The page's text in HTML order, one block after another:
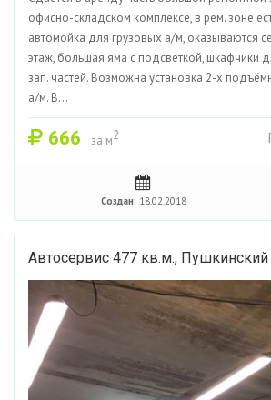
офисно-складском комплексе, в рем. зоне
автомойка для грузовых а/м, оказываются
этаж, большая яма с подсветкой, шкафчики
зап. частей. Возможна установка 2-х
а/м. В...
666 за м2
Создан: 18.02.2018
Автосервис 477 кв.м., Пушкинский